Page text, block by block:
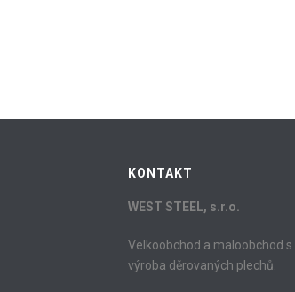
KONTAKT
WEST STEEL, s.r.o.
Velkoobchod a maloobchod
výroba děrovaných plechů.